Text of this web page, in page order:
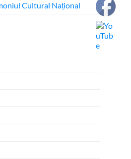
Cultural Național